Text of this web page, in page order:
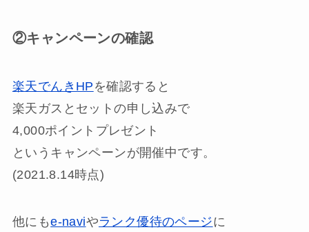
②キャンペーンの確認
楽天でんきHP を確認すると
楽天ガスとセットの申し込みで
4,000ポイントプレゼント
というキャンペーンが開催中です。
(2021.8.14時点)
他にもe-naviやランク優待のページに